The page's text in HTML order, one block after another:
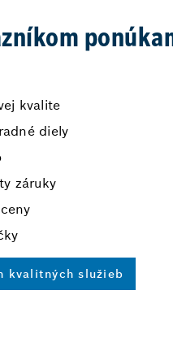
kvalite
diely
záruky
kvalitných služieb